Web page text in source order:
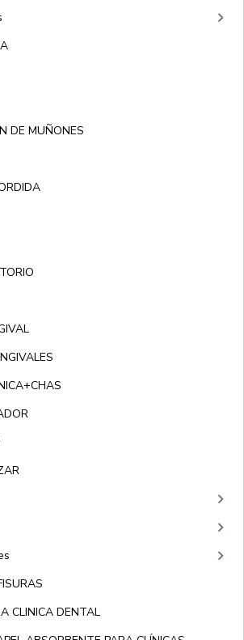
keyboard_arrow_right
DE MUÑONES
keyboard_arrow_right
keyboard_arrow_right
keyboard_arrow_right
CLINICA DENTAL